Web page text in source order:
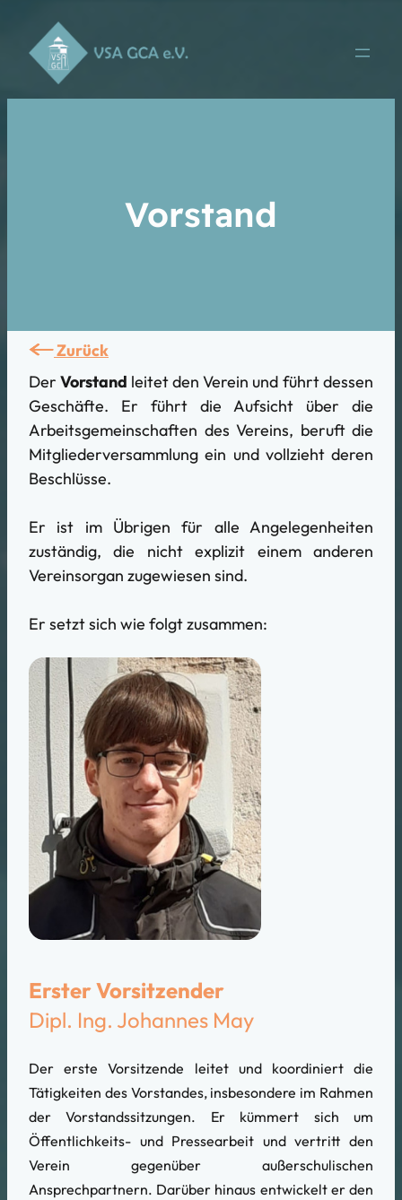
Vorstand
Zurück
DerVorstand leitet den Verein und führt dessen
Geschäfte. Er führt die Aufsicht über die
Arbeitsgemeinschaften des Vereins, beruft die
Mitgliederversammlung ein und vollzieht deren
Beschlüsse.
Er ist im Übrigen für alle Angelegenheiten
zuständig, die nicht explizit einem anderen
Vereinsorgan zugewiesen sind.
Er setzt sich wie folgt zusammen:
Erster Vorsitzender
Dipl. Ing. Johannes May
Der erste Vorsitzende leitet und koordiniert die
Tätigkeiten des Vorstandes, insbesondere im Rahmen
der Vorstandssitzungen. Er kümmert sich um
Öffentlichkeits- und Pressearbeit und vertritt den
Verein gegenüber außerschulischen
Ansprechpartnern. Darüber hinaus entwickelt er den